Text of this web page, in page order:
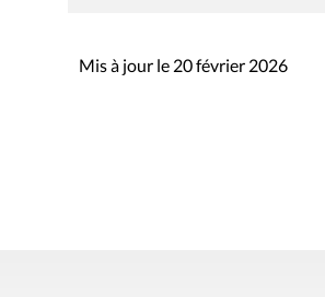
Mis à jour le 20 février 2026